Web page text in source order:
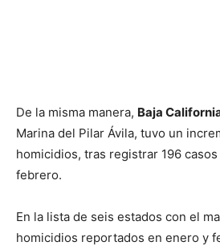
De la misma manera, Baja
Marina del Pilar Ávila, tuvo un
homicidios, tras registrar 196
febrero.
En la lista de seis estados con el
homicidios reportados en enero y